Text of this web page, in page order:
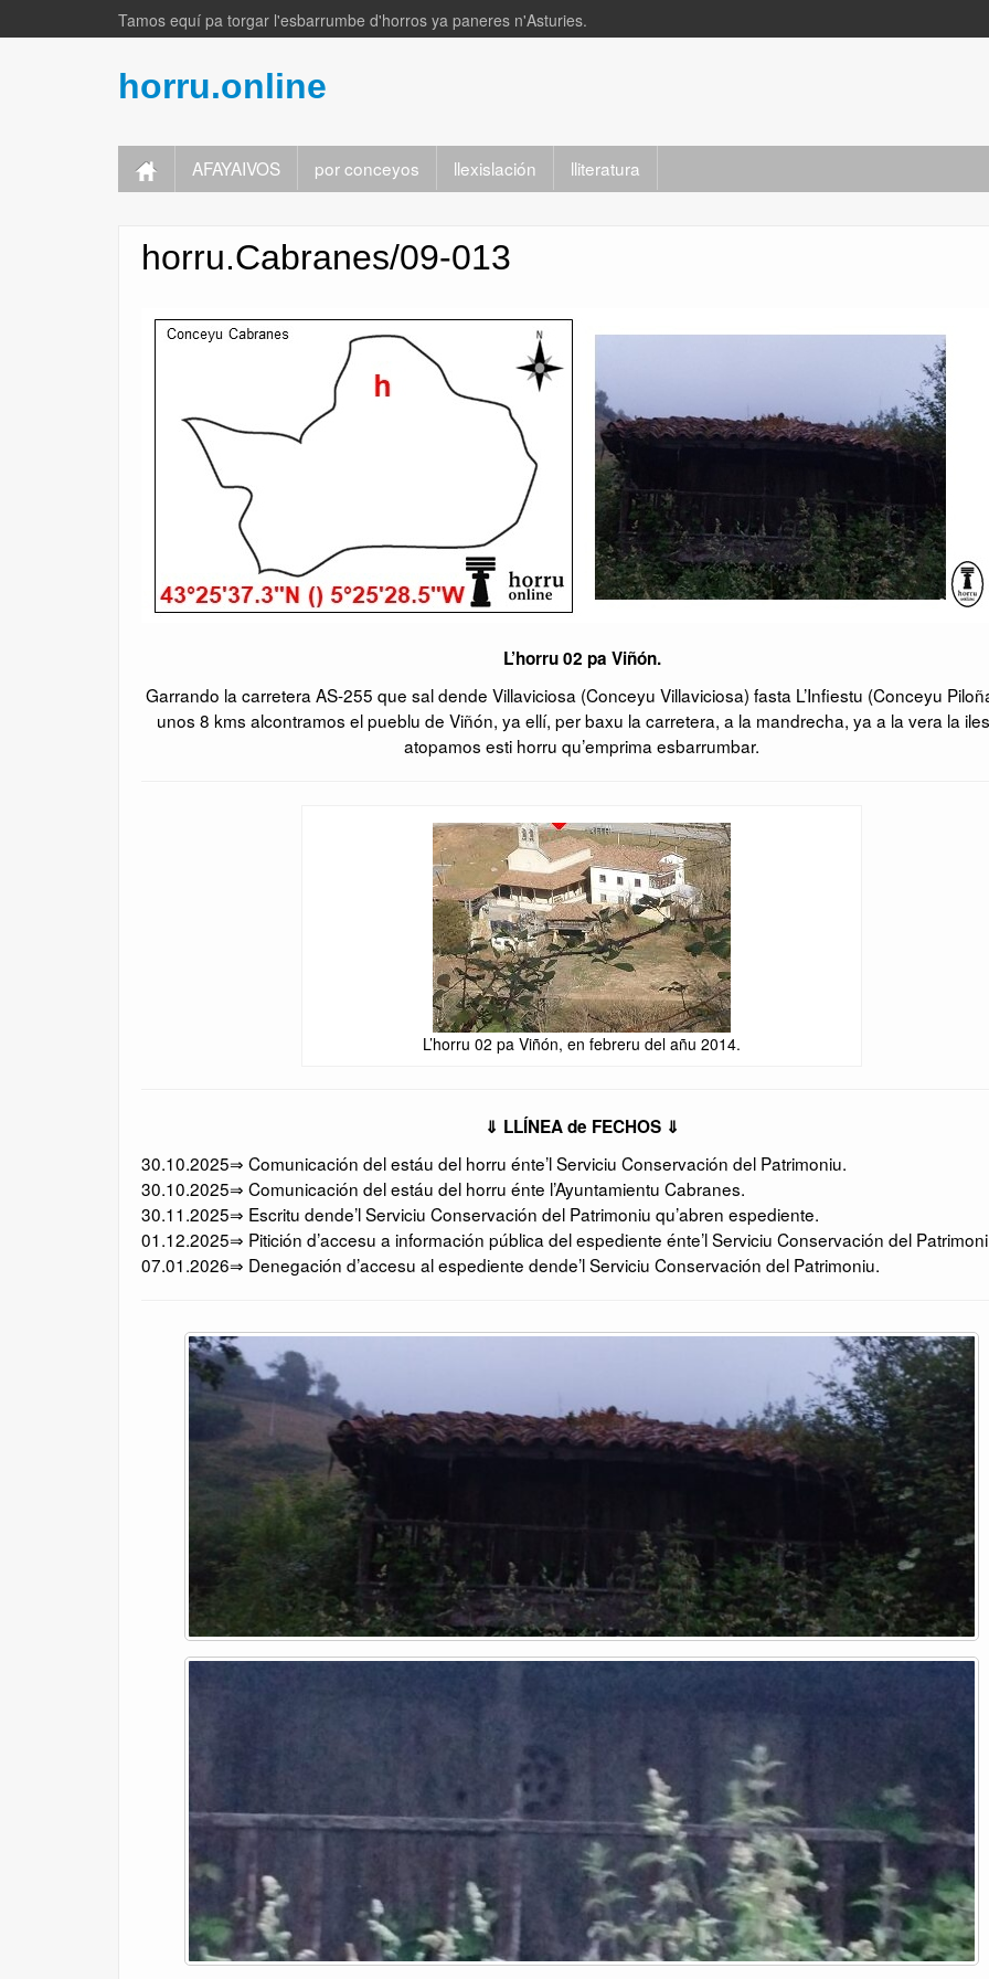
Tamos equí pa torgar l'esbarrumbe d'horros ya paneres n'Asturies.
horru.online
AFAYAIVOS por conceyos llexislación lliteratura
horru.Cabranes/09-013
L’horru 02 pa Viñón.
Garrando la carretera AS-255 que sal dende Villaviciosa (Conceyu Villaviciosa) fasta L’Infiestu (Conceyu
unos 8 kms alcontramos el pueblu de Viñón, ya ellí, per baxu la carretera, a la mandrecha, ya a la vera la
atopamos esti horru qu’emprima esbarrumbar.
L’horru 02 pa Viñón, en febreru del añu 2014.
⇓ LLÍNEA de FECHOS ⇓
30.10.2025⇒ Comunicación del estáu del horru énte’l Serviciu Conservación del Patrimoniu.
30.10.2025⇒ Comunicación del estáu del horru énte l’Ayuntamientu Cabranes.
30.11.2025⇒ Escritu dende’l Serviciu Conservación del Patrimoniu qu’abren espediente.
01.12.2025⇒ Pitición d’accesu a información pública del espediente énte’l Serviciu Conservación del
07.01.2026⇒ Denegación d’accesu al espediente dende’l Serviciu Conservación del Patrimoniu.